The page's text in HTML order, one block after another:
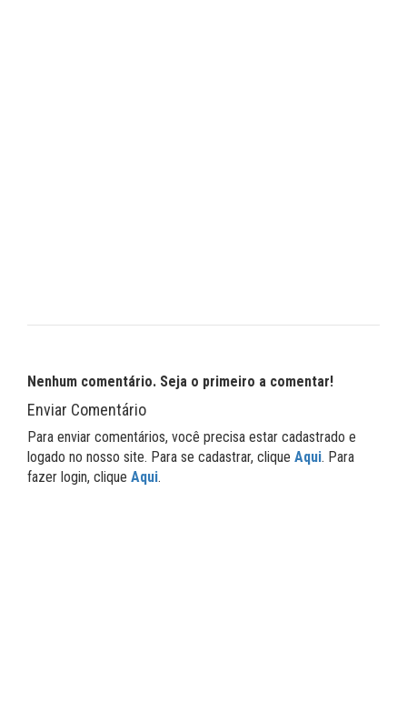
Nenhum comentário. Seja o primeiro a comentar!
Enviar Comentário
Para enviar comentários, você precisa estar cadastrado e
logado no nosso site. Para se cadastrar, clique Aqui. Para
fazer login, clique Aqui.